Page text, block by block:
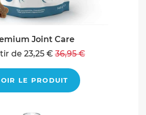
Joint Care
de 23,25 €36,95 €
LE PRODUIT